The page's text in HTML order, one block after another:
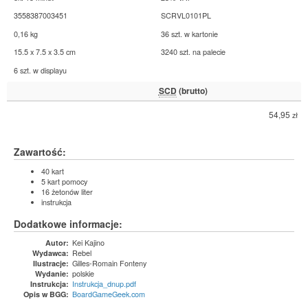
3558387003451
SCRVL0101PL
0,16 kg
36 szt. w kartonie
15.5 x 7.5 x 3.5 cm
3240 szt. na palecie
6 szt. w displayu
SCD (brutto)
54,95 zł
Zawartość:
40 kart
5 kart pomocy
16 żetonów liter
instrukcja
Dodatkowe informacje:
Autor: Kei Kajino
Wydawca: Rebel
Ilustracje: Gilles-Romain Fonteny
Wydanie: polskie
Instrukcja: Instrukcja_dnup.pdf
Opis w BGG: BoardGameGeek.com